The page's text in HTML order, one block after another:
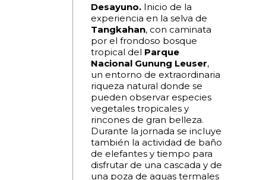
Desayuno. Inicio de la
experiencia en la selva de
Tangkahan, con caminata
por el frondoso bosque
tropical del Parque
Nacional Gunung Leuser,
un entorno de extraordinaria
riqueza natural donde se
pueden observar especies
vegetales tropicales y
rincones de gran belleza.
Durante la jornada se incluye
también la actividad de baño
de elefantes y tiempo para
disfrutar de una cascada y de
una poza de aguas termales